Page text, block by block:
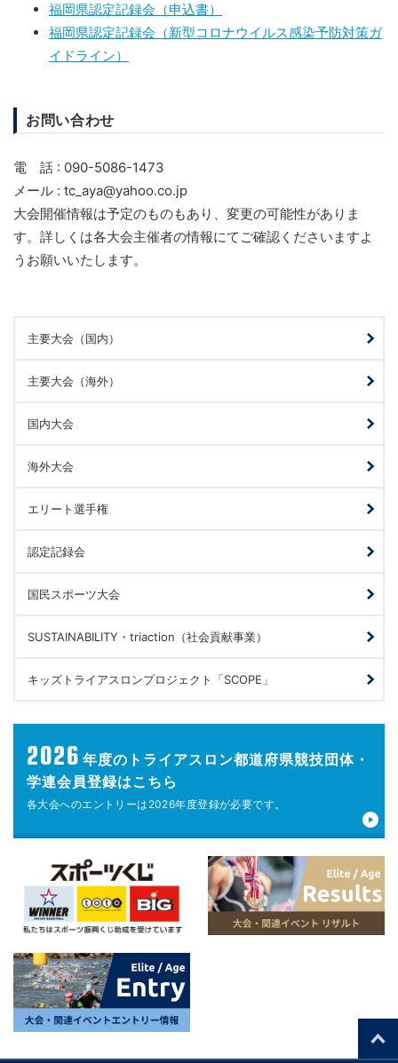
福岡県認定記録会（申込書）
福岡県認定記録会（新型コロナウイルス感染予防対策ガ
イドライン）
お問い合わせ
電 話 : 090-5086-1473
メール : tc_aya@yahoo.co.jp
大会開催情報は予定のものもあり、変更の可能性がありま
す。詳しくは各大会主催者の情報にてご確認くださいますよ
うお願いいたします。
主要大会（国内）
主要大会（海外）
国内大会
海外大会
エリート選手権
認定記録会
国民スポーツ大会
SUSTAINABILITY・triaction（社会貢献事業）
キッズトライアスロンプロジェクト「SCOPE」
2026 年度の トライアスロン都道府県競技団体・
学連会員登録はこちら
各大会へのエントリーは 2026年度登録が必要です。